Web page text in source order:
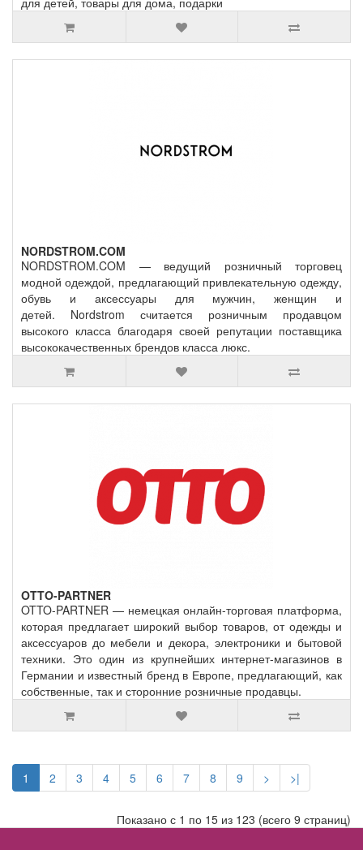
NORDSTROM.COM
NORDSTROM.COM — ведущий розничный торговец
модной одеждой, предлагающий привлекательную одежду,
обувь и аксессуары для мужчин, женщин и
детей. Nordstrom считается розничным продавцом
высокого класса благодаря своей репутации поставщика
высококачественных брендов класса люкс.
OTTO-PARTNER
OTTO-PARTNER — немецкая онлайн-торговая платформа,
которая предлагает широкий выбор товаров, от одежды и
аксессуаров до мебели и декора, электроники и бытовой
техники. Это один из крупнейших интернет-магазинов в
Германии и известный бренд в Европе, предлагающий, как
собственные, так и сторонние розничные продавцы.
1 2 3 4 5 6 7 8 9 > >|
Показано с 1 по 15 из 123 (всего 9 страниц)